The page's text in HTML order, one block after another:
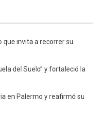
que invita a recorrer su
del Suelo” y fortaleció la
en Palermo y reafirmó su